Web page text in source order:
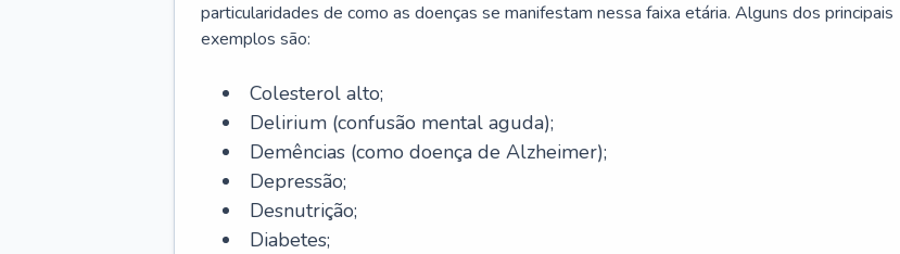
particularidades de como as doenças se manifestam nessa faixa etária. Alguns dos principais
exemplos são:
Colesterol alto;
Delirium (confusão mental aguda);
Demências (como doença de Alzheimer);
Depressão;
Desnutrição;
Diabetes;